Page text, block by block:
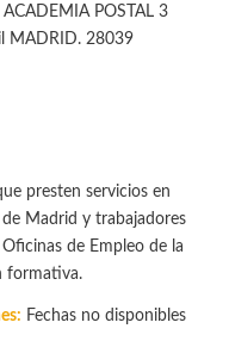
ACADEMIA POSTAL 3
MADRID. 28039
presten servicios en
Madrid y trabajadores
de Empleo de la
formativa.
Fechas no disponibles